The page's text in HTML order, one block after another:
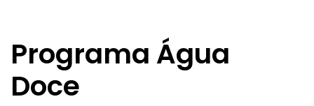
Programa Água
Doce